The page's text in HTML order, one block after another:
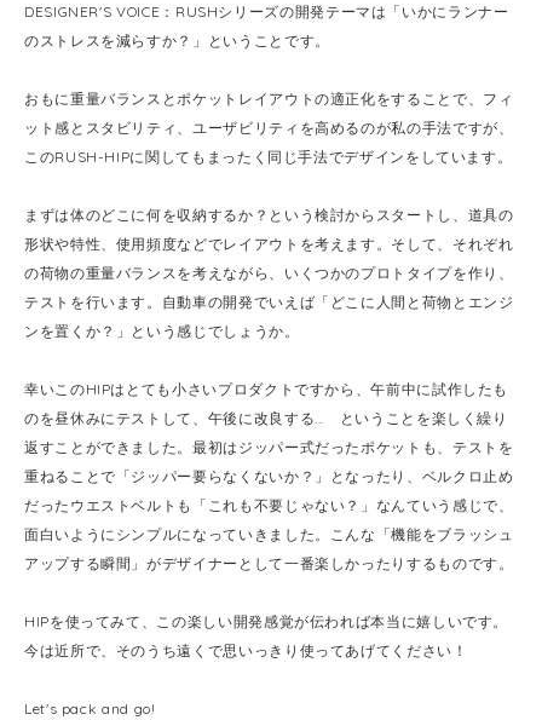
DESIGNER'S VOICE：RUSHシリーズの開発テーマは「いかにランナー
のストレスを減らすか？」ということです。
おもに重量バランスとポケットレイアウトの適正化をすることで、フィ
ット感とスタビリティ、ユーザビリティを高めるのが私の手法ですが、
このRUSH-HIPに関してもまったく同じ手法でデザインをしています。
まずは体のどこに何を収納するか？という検討からスタートし、道具の
形状や特性、使用頻度などでレイアウトを考えます。そして、それぞれ
の荷物の重量バランスを考えながら、いくつかのプロトタイプを作り、
テストを行います。自動車の開発でいえば「どこに人間と荷物とエンジ
ンを置くか？」という感じでしょうか。
幸いこのHIPはとても小さいプロダクトですから、午前中に試作したも
のを昼休みにテストして、午後に改良する... ということを楽しく繰り
返すことができました。最初はジッパー式だったポケットも、テストを
重ねることで「ジッパー要らなくないか？」となったり、ベルクロ止め
だったウエストベルトも「これも不要じゃない？」なんていう感じで、
面白いようにシンプルになっていきました。こんな「機能をブラッシュ
アップする瞬間」がデザイナーとして一番楽しかったりするものです。
HIPを使ってみて、この楽しい開発感覚が伝われば本当に嬉しいです。
今は近所で、そのうち遠くで思いっきり使ってあげてください！
Let's pack and go!